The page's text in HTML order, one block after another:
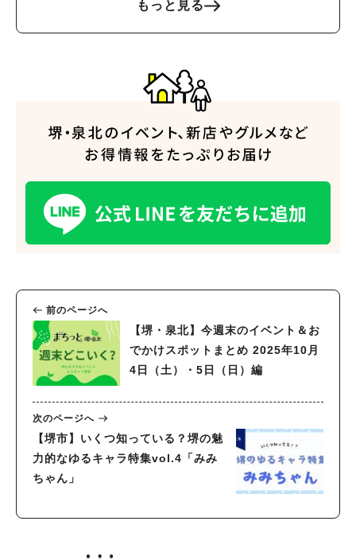
もっと見る
前のページへ
【堺・泉北】今週末のイベント＆お
でかけスポットまとめ 2025年10月
4日（土）・5日（日）編
次のページへ
【堺市】いくつ知っている？堺の魅
力的なゆるキャラ特集vol.4「みみ
ちゃん」